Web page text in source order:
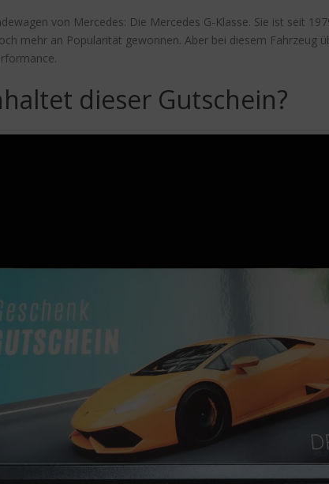
von Mercedes: Die Mercedes G-Klasse. Sie ist seit
mehr an Popularität gewonnen. Aber bei diesem Fahrzeug
dieser Gutschein?